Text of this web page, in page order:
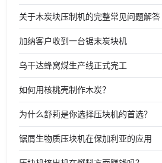
关于木炭块压制机的完整常见问题解答
加纳客户收到一台锯末炭块机
乌干达蜂窝煤生产线正式完工
如何用核桃壳制作木炭？
为什么舒莉是你选择压块机的首选？
锯屑生物质压块机在保加利亚的应用